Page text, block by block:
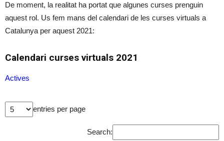
De moment, la realitat ha portat que algunes curses prenguin
aquest rol. Us fem mans del calendari de les curses virtuals a
Catalunya per aquest 2021:
Calendari curses virtuals 2021
Actives
entries per page
Search: